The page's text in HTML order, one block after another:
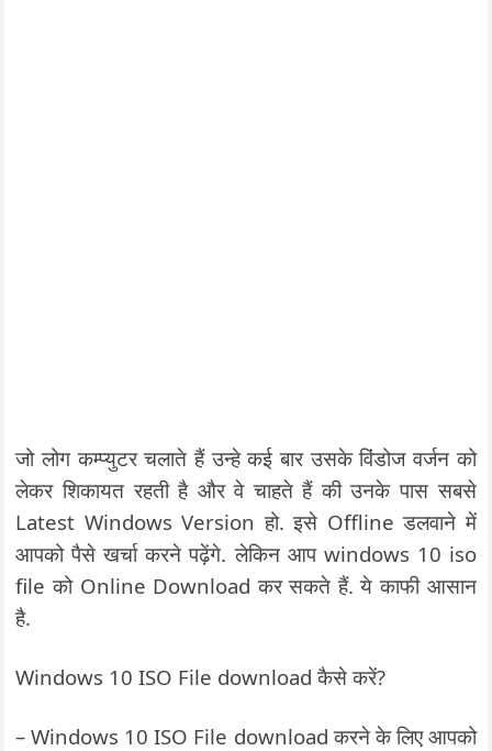
जो लोग कम्प्युटर चलाते हैं उन्हे कई बार उसके विंडोज वर्जन को
लेकर शिकायत रहती है और वे चाहते हैं की उनके पास सबसे
Latest Windows Version हो. इसे Offline डलवाने में
आपको पैसे खर्चा करने पढ़ेंगे. लेकिन आप windows 10 iso
file को Online Download कर सकते हैं. ये काफी आसान
है.
Windows 10 ISO File download कैसे करें?
– Windows 10 ISO File download करने के लिए आपको